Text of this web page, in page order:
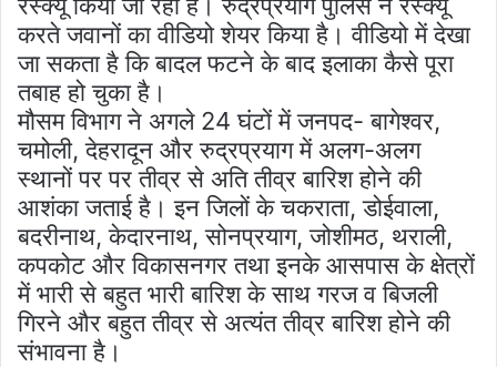
करते जवानों का वीडियो शेयर किया है। वीडियो में देखा
जा सकता है कि बादल फटने के बाद इलाका कैसे पूरा
तबाह हो चुका है।
मौसम विभाग ने अगले 24 घंटों में जनपद- बागेश्वर,
चमोली, देहरादून और रुद्रप्रयाग में अलग-अलग
स्थानों पर पर तीव्र से अति तीव्र बारिश होने की
आशंका जताई है। इन जिलों के चकराता, डोईवाला,
बदरीनाथ, केदारनाथ, सोनप्रयाग, जोशीमठ, थराली,
कपकोट और विकासनगर तथा इनके आसपास के क्षेत्रों
में भारी से बहुत भारी बारिश के साथ गरज व बिजली
गिरने और बहुत तीव्र से अत्यंत तीव्र बारिश होने की
संभावना है।